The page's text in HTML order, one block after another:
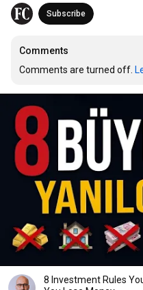
Subscribe
Comments
Comments are turned off.
8 Investment Rules